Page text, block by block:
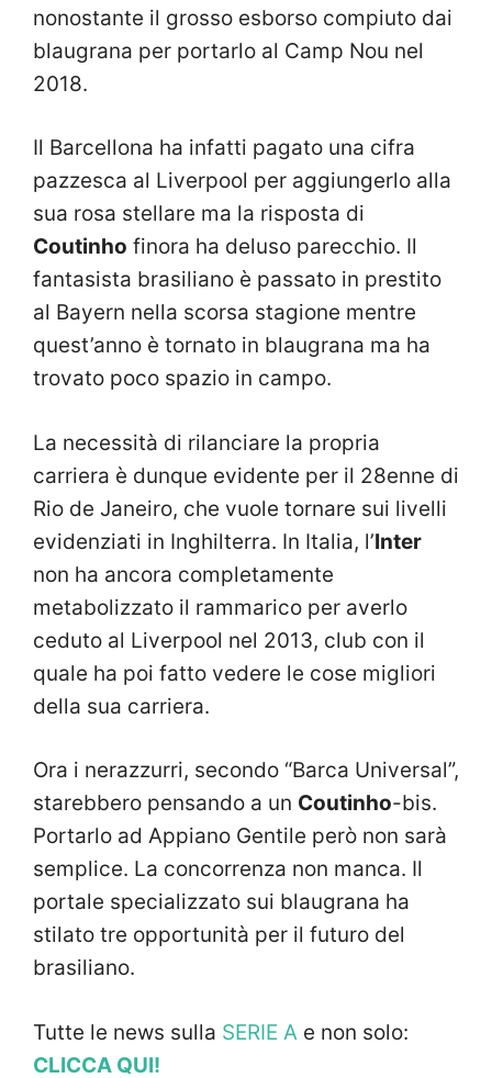
nonostante il grosso esborso compiuto dai
blaugrana per portarlo al Camp Nou nel
2018.
Il Barcellona ha infatti pagato una cifra
pazzesca al Liverpool per aggiungerlo alla
sua rosa stellare ma la risposta di
Coutinho finora ha deluso parecchio. Il
fantasista brasiliano è passato in prestito
al Bayern nella scorsa stagione mentre
quest’anno è tornato in blaugrana ma ha
trovato poco spazio in campo.
La necessità di rilanciare la propria
carriera è dunque evidente per il 28enne di
Rio de Janeiro, che vuole tornare sui livelli
evidenziati in Inghilterra. In Italia, l’Inter
non ha ancora completamente
metabolizzato il rammarico per averlo
ceduto al Liverpool nel 2013, club con il
quale ha poi fatto vedere le cose migliori
della sua carriera.
Ora i nerazzurri, secondo “Barca Universal”,
starebbero pensando a un Coutinho-bis.
Portarlo ad Appiano Gentile però non sarà
semplice. La concorrenza non manca. Il
portale specializzato sui blaugrana ha
stilato tre opportunità per il futuro del
brasiliano.
Tutte le news sulla SERIE A e non solo:
CLICCA QUI!